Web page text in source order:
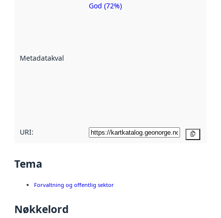
Metadatakvalitet
Metadatakvalitet
God (72%)
URI:
Tema
Forvaltning og offentlig sektor
Nøkkelord